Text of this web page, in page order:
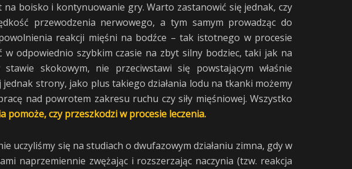
boisko i kontynuowanie gry. Warto zastanowić się jednak, czy
przewodzenia nerwowego, a tym samym prowadząc do
reakcji mięśni na bodźce – tak istotnego w procesie
odpowiednio szybkim czasie na zbyt silny bodziec, taki jak na
skokowym, nie przeciwstawi się powstającym właśnie
strony, jako plus takiego działania lodu na tkanki możemy
nad powrotem zakresu ruchu czy siły mięśniowej. Wszystko
pomoże, czy przeszkodzi w procesie leczenia.
uczyliśmy się na studiach o dwufazowym działaniu zimna, gdy w
naprzemiennie zwężając i rozszerzając naczynia (tzw. reakcja